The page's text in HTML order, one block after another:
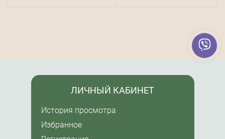
ЛИЧНЫЙ КАБИНЕТ
История просмотра
Избранное